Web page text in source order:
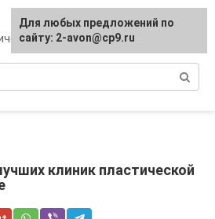
хирургия, уход
клиник пластической
Для любых предложений по
сайту: 2-avon@cp9.ru